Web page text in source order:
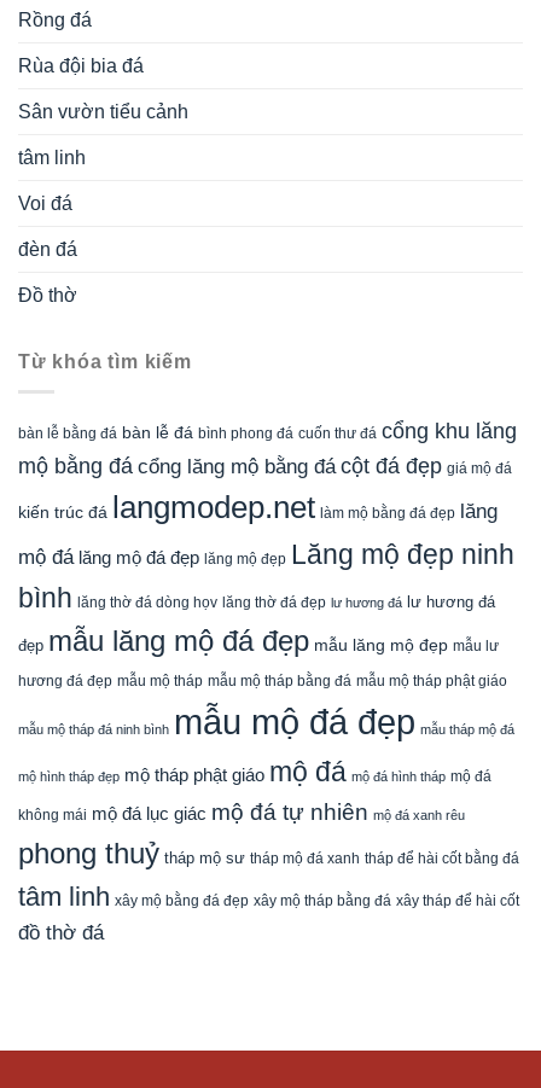
Rồng đá
Rùa đội bia đá
Sân vườn tiểu cảnh
tâm linh
Voi đá
đèn đá
Đồ thờ
Từ khóa tìm kiếm
bàn lễ bằng đá bàn lễ đá bình phong đá cuốn thư đá cổng khu lăng
mộ bằng đá cổng lăng mộ bằng đá cột đá đẹp giá mộ đá
kiến trúc đá langmodep.net làm mộ bằng đá đẹp lăng
mộ đá lăng mộ đá đẹp lăng mộ đẹp Lăng mộ đẹp ninh
bình lăng thờ đá dòng họv lăng thờ đá đẹp lư hương đá lư hương đá
đẹp mẫu lăng mộ đá đẹp mẫu lăng mộ đẹp mẫu lư
hương đá đẹp mẫu mộ tháp mẫu mộ tháp bằng đá mẫu mộ tháp phật giáo
mẫu mộ tháp đá ninh bình mẫu mộ đá đẹp mẫu tháp mộ đá
mộ hình tháp đẹp mộ tháp phật giáo mộ đá mộ đá hình tháp mộ đá
không mái mộ đá lục giác mộ đá tự nhiên mộ đá xanh rêu
phong thuỷ tháp mộ sư tháp mộ đá xanh tháp để hài cốt bằng đá
tâm linh xây mộ bằng đá đẹp xây mộ tháp bằng đá xây tháp để hài cốt
đồ thờ đá